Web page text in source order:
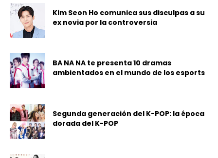
Kim Seon Ho comunica sus disculpas a su
ex novia por la controversia
BA NA NA te presenta 10 dramas
ambientados en el mundo de los esports
Segunda generación del K-POP: la época
dorada del K-POP